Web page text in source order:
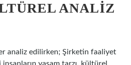
ANALIZ
analiz edilirken; Şirketin faaliyet